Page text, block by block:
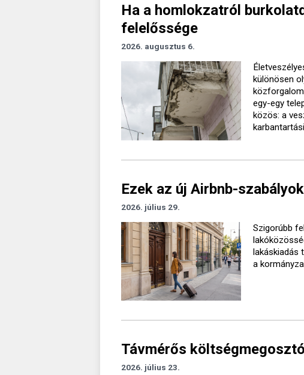
Ha a homlokzatról
felelőssége
2026. augusztus 6.
különösen
egy-egy
közös: a
Ezek az új Airbnb-
2026. július 29.
Szigorúbb
lakáskiadás
a
Távmérős
2026. július 23.